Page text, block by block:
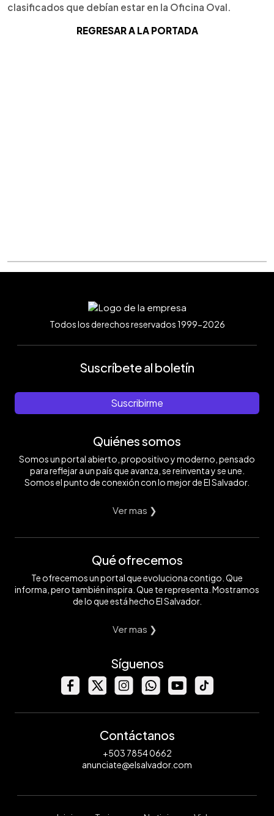
clasificados que debían estar en la Oficina Oval.
REGRESAR A LA PORTADA
Todos los derechos reservados 1999-2026
Suscríbete al boletín
Suscribirme
Quiénes somos
Somos un portal abierto, propositivo y moderno, pensado
para reflejar a un país que avanza, se reinventa y se une.
Somos el punto de conexión con lo mejor de El Salvador.
Ver mas ❯
Qué ofrecemos
Te ofrecemos un portal que evoluciona contigo. Que
informa, pero también inspira. Que te representa. Mostramos
de lo que está hecho El Salvador.
Ver mas ❯
Síguenos
Contáctanos
+503 7854 0662
anunciate@elsalvador.com